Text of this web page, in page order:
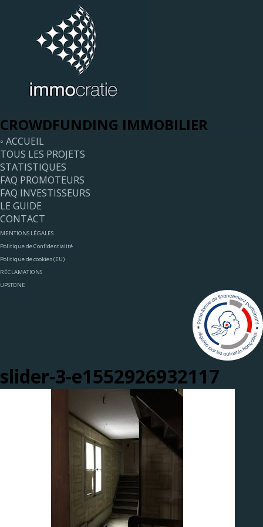
CROWDFUNDING IMMOBILIER
◦ ACCUEIL
TOUS LES PROJETS
STATISTIQUES
FAQ PROMOTEURS
FAQ INVESTISSEURS
LE GUIDE
CONTACT
MENTIONS LÉGALES
Politique de Confidentialité
Politique de cookies (EU)
RÉCLAMATIONS
UPSTONE
slider-3-e1552926932117